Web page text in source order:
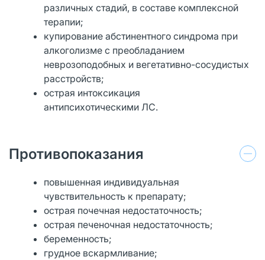
различных стадий, в составе комплексной
терапии;
купирование абстинентного синдрома при
алкоголизме с преобладанием
неврозоподобных и вегетативно-сосудистых
расстройств;
острая интоксикация
антипсихотическими ЛС.
Противопоказания
повышенная индивидуальная
чувствительность к препарату;
острая почечная недостаточность;
острая печеночная недостаточность;
беременность;
грудное вскармливание;